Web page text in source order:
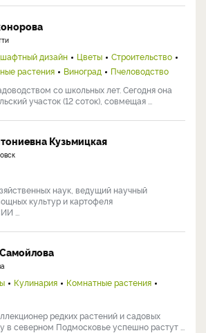
дизайн Цветы
Строительство
растения Виноград
Пчеловодство
со школьных лет. Сегодня она
участок (12 соток), совмещая ...
Кузьмицкая
наук, ведущий научный
культур и картофеля
...
Кулинария
Комнатные растения
редких растений и садовых
в северном Подмосковье успешно растут ...